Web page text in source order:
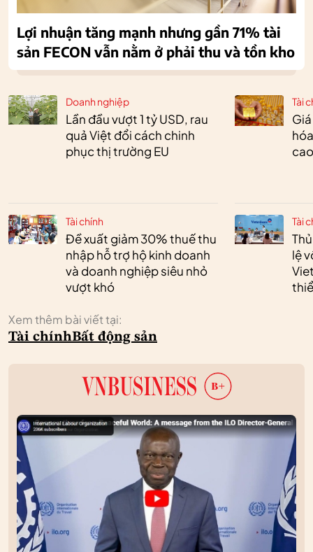
Doanh nghiệp
Lần đầu vượt 1 tỷ USD, rau
quả Việt đổi cách chinh
phục thị trường EU
Tài chính
Đề xuất giảm 30% thuế thu
nhập hỗ trợ hộ kinh doanh
và doanh nghiệp siêu nhỏ
vượt khó
Tài
Tài
lệ
Xem thêm bài viết tại:
Tài chínhBất động sản
Lợi nhuận tăng mạnh nhưng gần 71% tài
sản FECON vẫn nằm ở phải thu và tồn kho